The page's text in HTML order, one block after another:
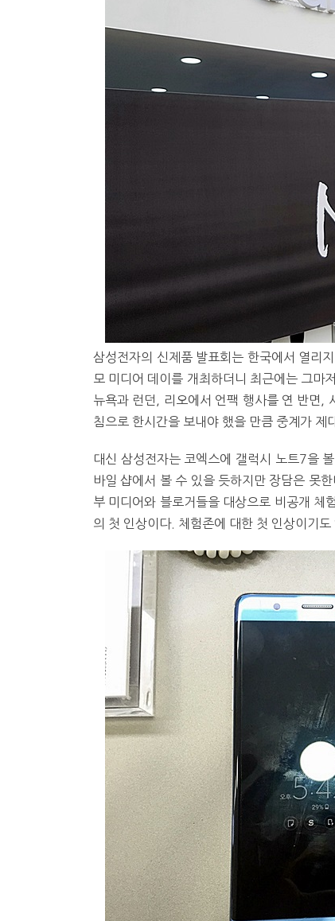
삼성전자의 신제품 발표회는 한국에서 열리
모 미디어 데이를 개최하더니 최근에는 그마
뉴욕과 런던, 리오에서 언팩 행사를 연 반면,
침으로 한시간을 보내야 했을 만큼 중계가
대신 삼성전자는 코엑스에 갤럭시 노트7을
바일 샵에서 볼 수 있을 듯하지만 장담은 못
부 미디어와 블로거들을 대상으로 비공개 체
의 첫 인상이다. 체험존에 대한 첫 인상이기